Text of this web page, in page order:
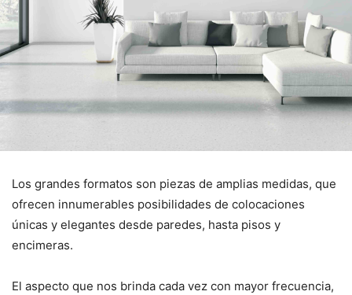
Los grandes formatos son piezas de amplias medidas, que
ofrecen innumerables posibilidades de colocaciones
únicas y elegantes desde paredes, hasta pisos y
encimeras.
El aspecto que nos brinda cada vez con mayor frecuencia,